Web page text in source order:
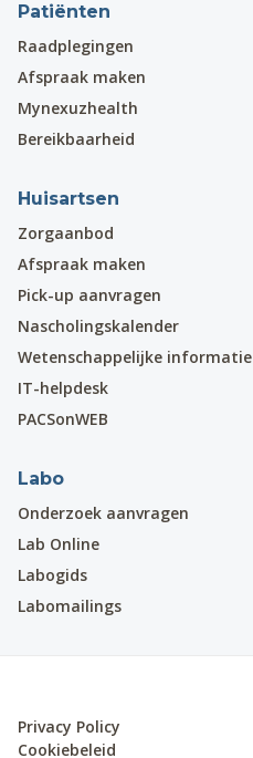
Patiënten
Raadplegingen
Afspraak maken
Mynexuzhealth
Bereikbaarheid
Huisartsen
Zorgaanbod
Afspraak maken
Pick-up aanvragen
Nascholingskalender
Wetenschappelijke informatie
IT-helpdesk
PACSonWEB
Labo
Onderzoek aanvragen
Lab Online
Labogids
Labomailings
Privacy Policy
Cookiebeleid